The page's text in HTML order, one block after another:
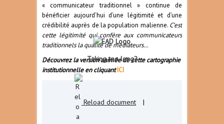
« communicateur traditionnel » continue de
bénéficier aujourd’hui d’une légitimité et d’une
crédibilité auprès de la population malienne. C’est
cette légitimité qui confère aux communicateurs
traditionnels la qualité de médiateurs…
Découvrez la version animée de cette cartographie
institutionnelle en cliquant ICI
Taking too long?
Reload document |